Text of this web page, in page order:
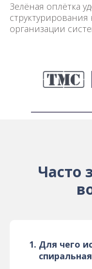
Зелёная оплётка
организации
Часто
Для чего